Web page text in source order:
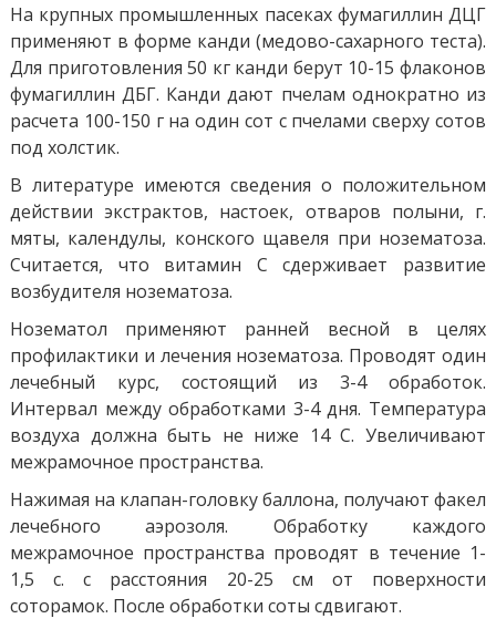
На крупных промышленных пасеках фумагиллин ДЦГ
применяют в форме канди (медово-сахарного теста).
Для приготовления 50 кг канди берут 10-15 флаконов
фумагиллин ДБГ. Канди дают пчелам однократно из
расчета 100-150 г на один сот с пчелами сверху сотов
под холстик.
В литературе имеются сведения о положительном
действии экстрактов, настоек, отваров полыни, г.
мяты, календулы, конского щавеля при нозематоза.
Считается, что витамин С сдерживает развитие
возбудителя нозематоза.
Нозематол применяют ранней весной в целях
профилактики и лечения нозематоза. Проводят один
лечебный курс, состоящий из 3-4 обработок.
Интервал между обработками 3-4 дня. Температура
воздуха должна быть не ниже 14 С. Увеличивают
межрамочное пространства.
Нажимая на клапан-головку баллона, получают факел
лечебного аэрозоля. Обработку каждого
межрамочное пространства проводят в течение 1-
1,5 с. с расстояния 20-25 см от поверхности
соторамок. После обработки соты сдвигают.